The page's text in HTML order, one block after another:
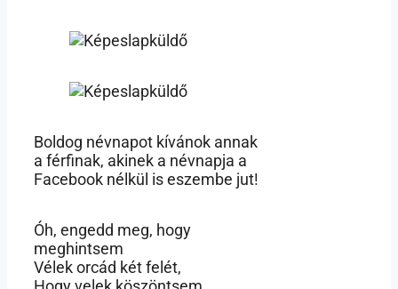
Boldog névnapot kívánok annak
a férfinak, akinek a névnapja a
Facebook nélkül is eszembe jut!
Óh, engedd meg, hogy
meghintsem
Vélek orcád két felét,